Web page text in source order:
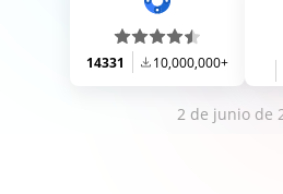
14331 10,000,000+
2 de junio de